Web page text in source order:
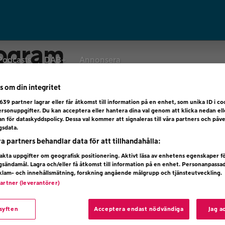
DAB+ Annonsera
- vad vill du ha hjälp
om din integritet
639 partner lagrar eller får åtkomst till information på en enhet, som unika ID i
Du kan acceptera eller hantera dina val genom att klicka nedan
för dataskyddspolicy. Dessa val kommer att signaleras till våra partners och
partners behandlar data för att tillhandahålla:
uppgifter om geografisk positionering. Aktivt läsa av enhetens egenskaper
Lagra och/eller få åtkomst till information på en enhet.
och innehållsmätning, forskning angående målgrupp och tjänsteutveckling.
(leverantörer)
Acceptera endast nödvändiga Jag